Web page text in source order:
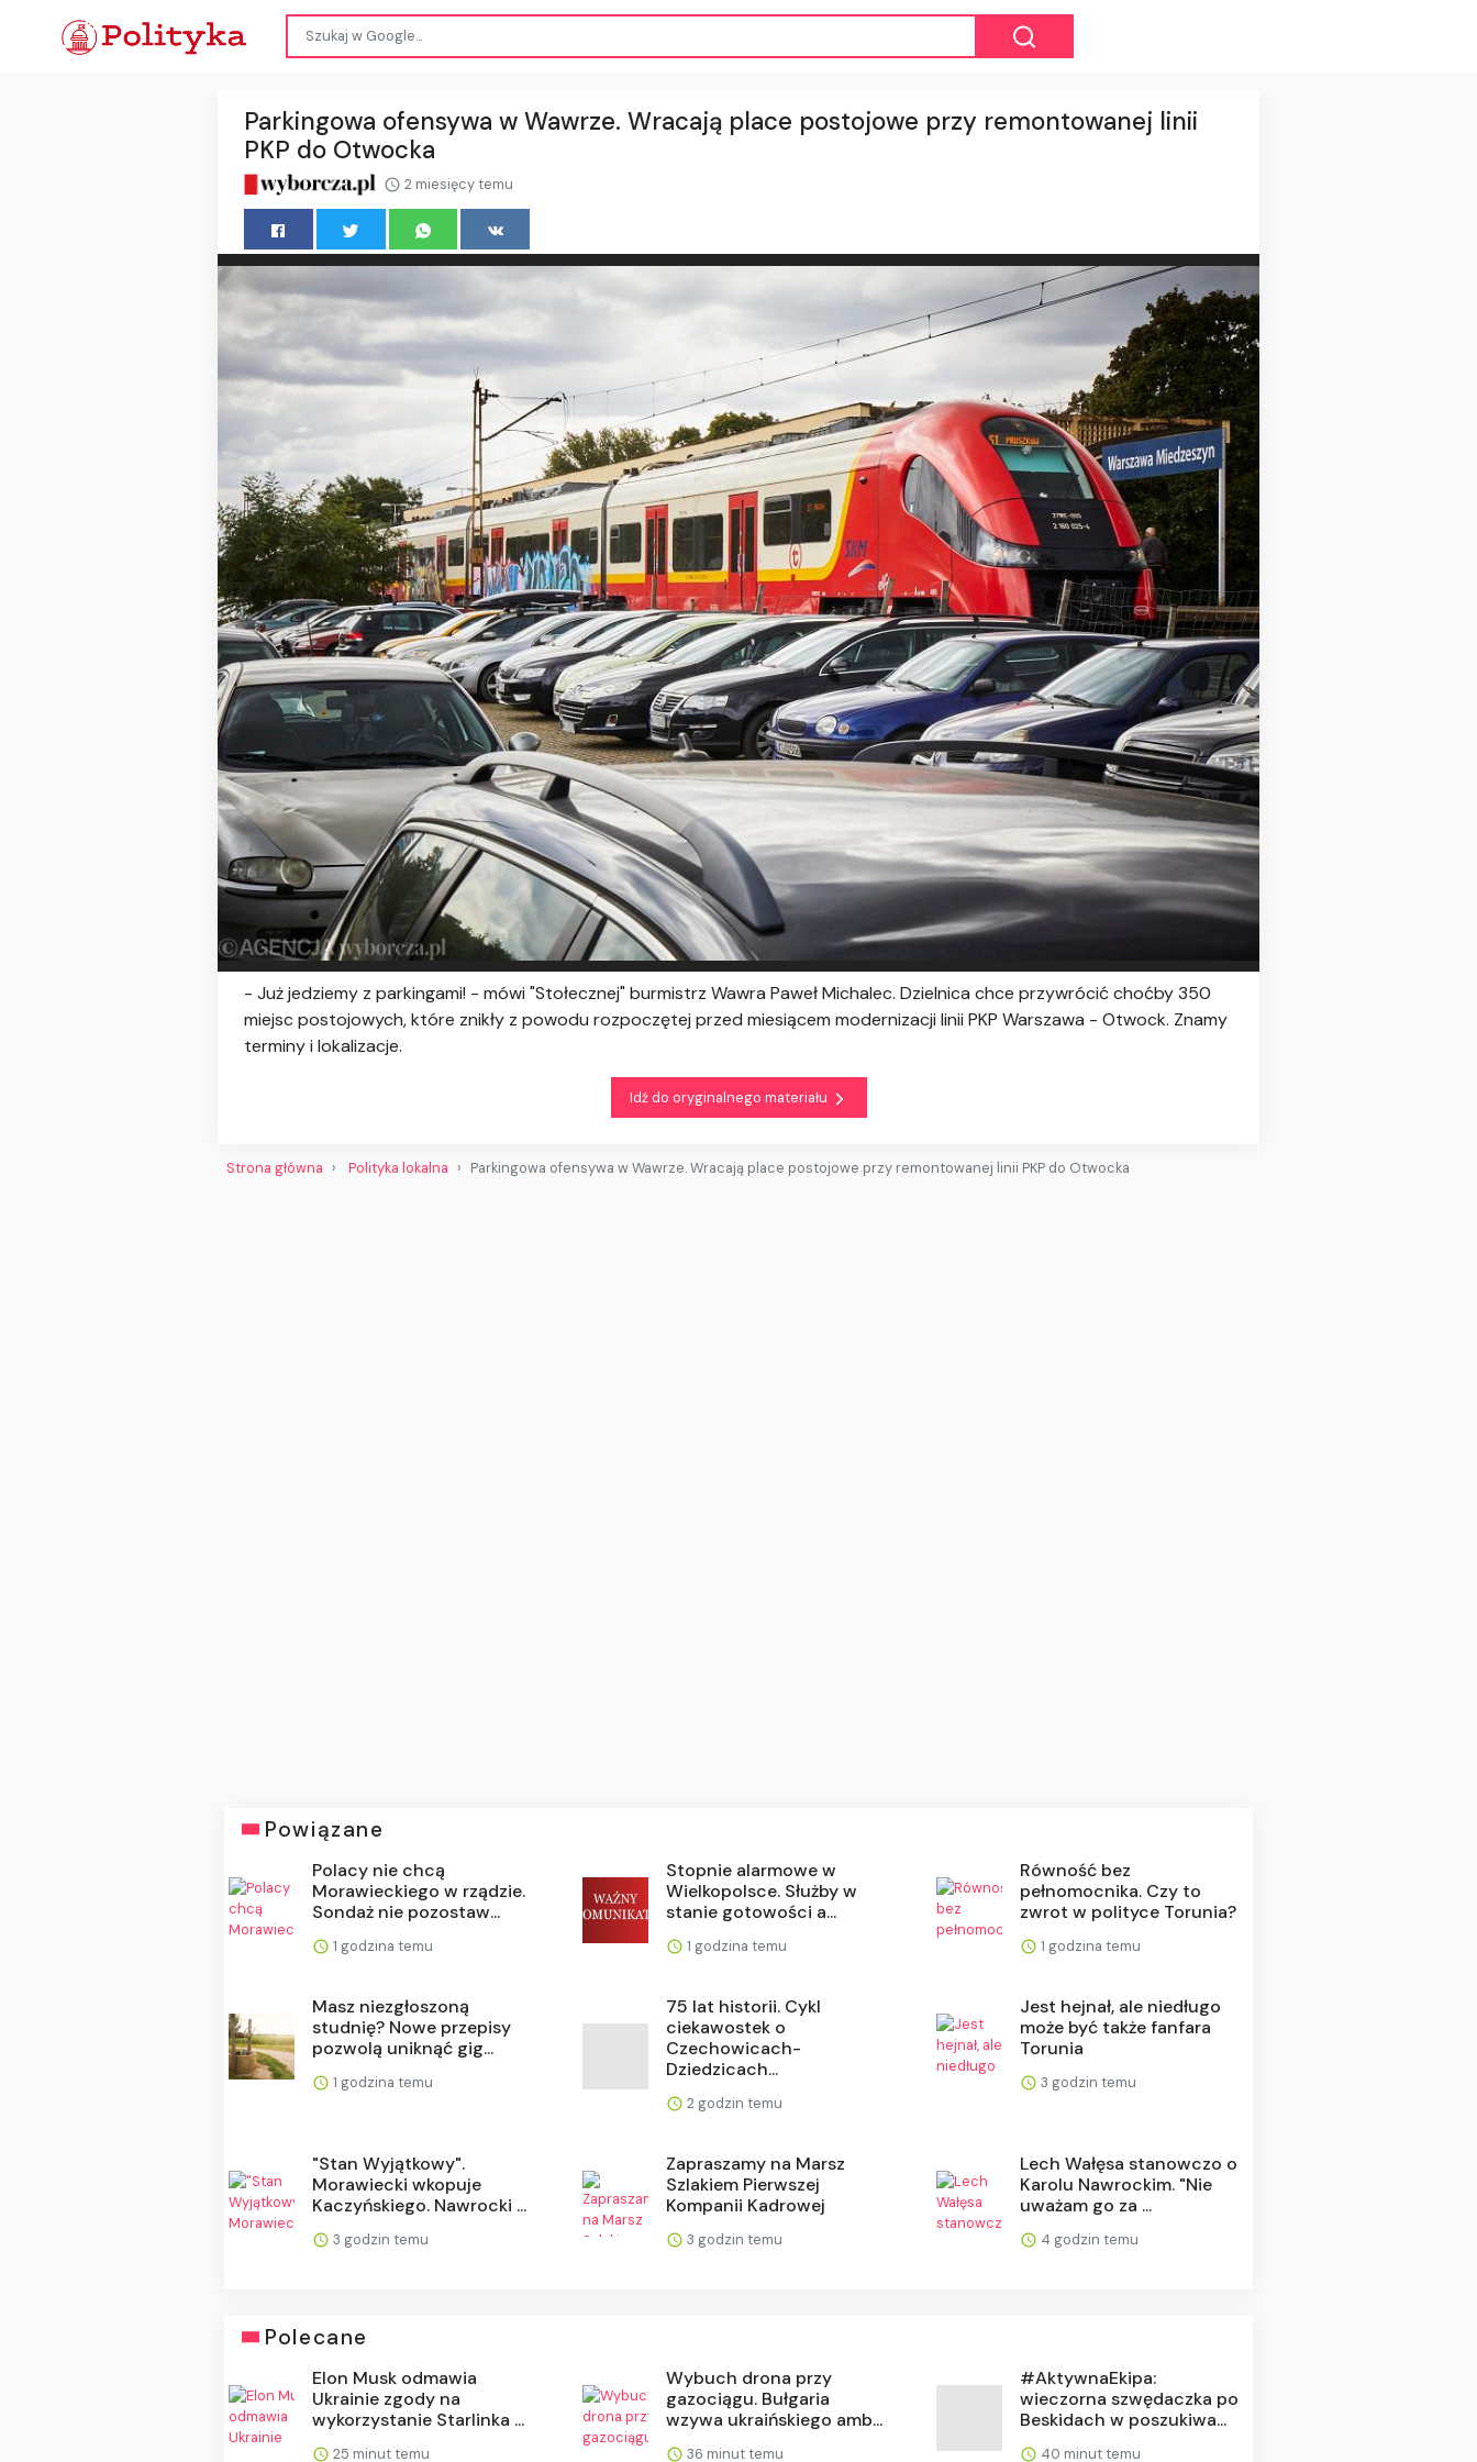
Parkingowa ofensywa w Wawrze. Wracają place postojowe przy remontowanej linii
PKP do Otwocka
2 miesięcy temu
- Już jedziemy z parkingami! - mówi "Stołecznej" burmistrz Wawra Paweł Michalec. Dzielnica chce przywrócić choćby 350
miejsc postojowych, które znikły z powodu rozpoczętej przed miesiącem modernizacji linii PKP Warszawa - Otwock. Znamy
terminy i lokalizacje.
Idź do oryginalnego materiału
Strona główna Polityka lokalna Parkingowa ofensywa w Wawrze. Wracają place postojowe przy remontowanej linii PKP do Otwocka
Powiązane
Polacy nie chcą
Morawieckiego w rządzie.
Sondaż nie pozostaw...
1 godzina temu
Stopnie alarmowe w
Wielkopolsce. Służby w
stanie gotowości a...
1 godzina temu
Równość bez
pełnomocnika. Czy to
zwrot w polityce Torunia?
1 godzina temu
Masz niezgłoszoną
studnię? Nowe przepisy
pozwolą uniknąć gig...
1 godzina temu
75 lat historii. Cykl
ciekawostek o
Czechowicach-
Dziedzicach...
2 godzin temu
Jest hejnał, ale niedługo
może być także fanfara
Torunia
3 godzin temu
"Stan Wyjątkowy".
Morawiecki wkopuje
Kaczyńskiego. Nawrocki ...
3 godzin temu
Zapraszamy na Marsz
Szlakiem Pierwszej
Kompanii Kadrowej
3 godzin temu
Lech Wałęsa stanowczo o
Karolu Nawrockim. "Nie
uważam go za ...
4 godzin temu
Polecane
Elon Musk odmawia
Ukrainie zgody na
wykorzystanie Starlinka ...
25 minut temu
Wybuch drona przy
gazociągu. Bułgaria
wzywa ukraińskiego amb...
36 minut temu
#AktywnaEkipa:
wieczorna szwędaczka po
Beskidach w poszukiwa...
40 minut temu